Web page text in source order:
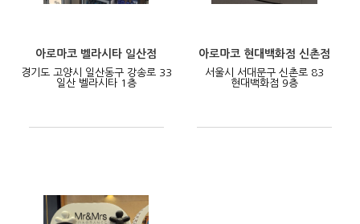
아로마코 벨라시타 일산점
경기도 고양시 일산동구 강송로 33
일산 벨라시타 1층
아로마코 현대백화점 신촌점
서울시 서대문구 신촌로 83
현대백화점 9층